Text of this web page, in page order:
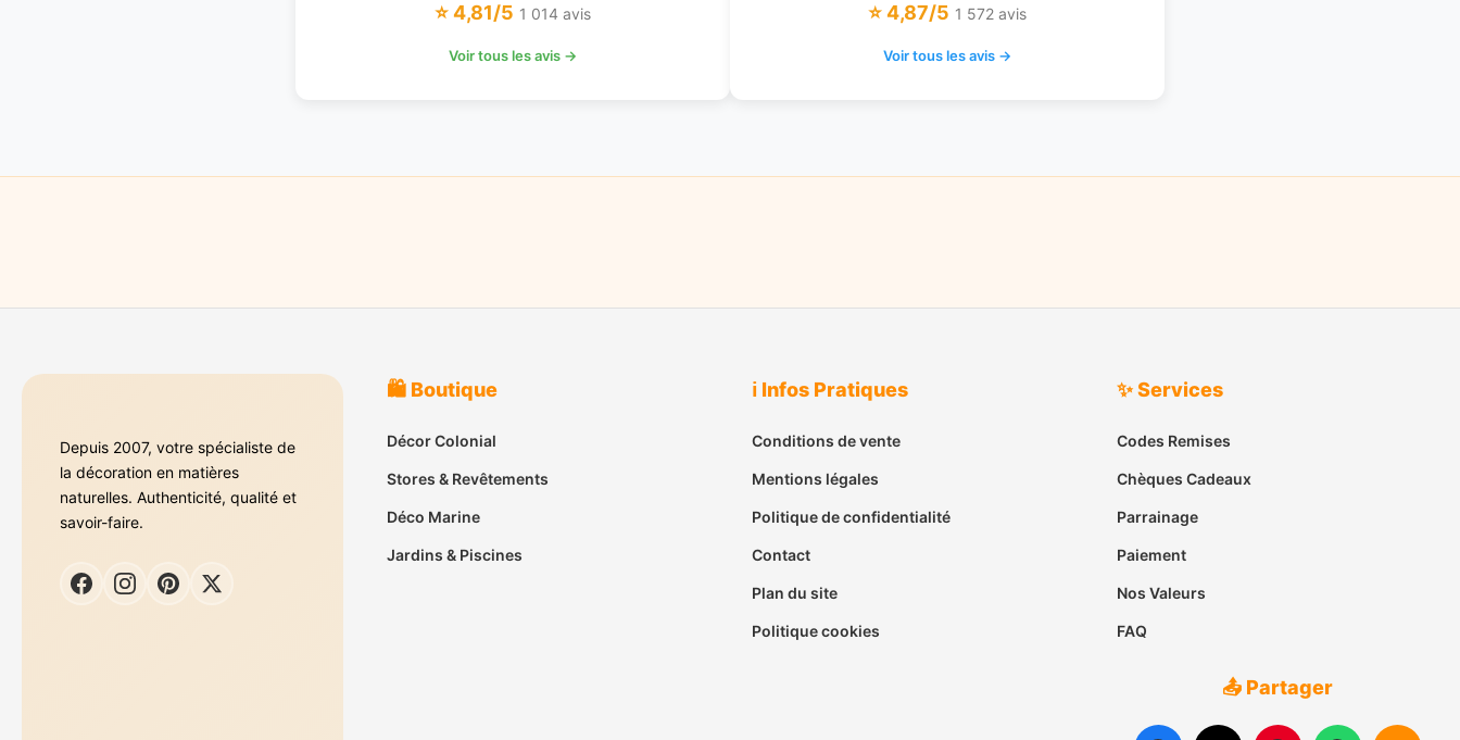
⭐ 4,81/5 1 014 avis
Voir tous les avis →
⭐ 4,87/5 1 572 avis
Voir tous les avis →
Depuis 2007, votre spécialiste de
la décoration en matières
naturelles. Authenticité, qualité et
savoir-faire.
🛍️ Boutique
Décor Colonial
Stores & Revêtements
Déco Marine
Jardins & Piscines
ℹ️ Infos Pratiques
Conditions de vente
Mentions légales
Politique de confidentialité
Contact
Plan du site
Politique cookies
✨ Services
Codes Remises
Chèques Cadeaux
Parrainage
Paiement
Nos Valeurs
FAQ
📤 Partager